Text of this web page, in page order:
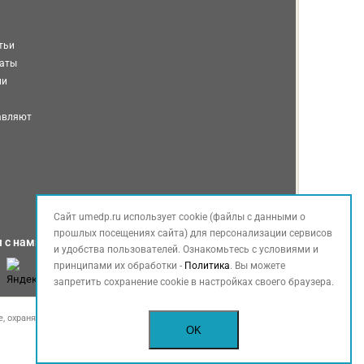
с нами
законом РФ об авторских правах.
Сайт umedp.ru использует cookie (файлы с данными о
прошлых посещениях сайта) для персонализации сервисов
и удобства пользователей. Ознакомьтесь с условиями и
принципами их обработки - Политика. Вы можете
запретить сохранение cookie в настройках своего браузера.
OK